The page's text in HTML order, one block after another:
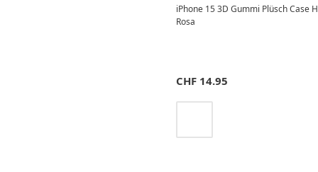
iPhone 15 3D Gummi Plüsch Case
Rosa
CHF 14.95